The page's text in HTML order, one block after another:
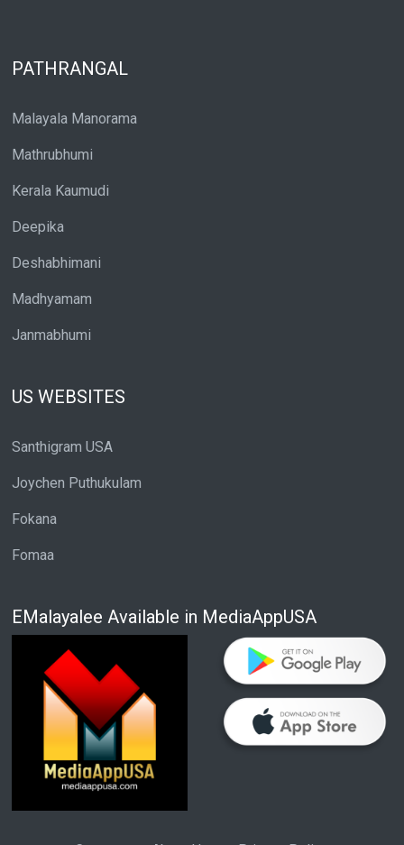
PATHRANGAL
Malayala Manorama
Mathrubhumi
Kerala Kaumudi
Deepika
Deshabhimani
Madhyamam
Janmabhumi
US WEBSITES
Santhigram USA
Joychen Puthukulam
Fokana
Fomaa
EMalayalee Available in MediaAppUSA